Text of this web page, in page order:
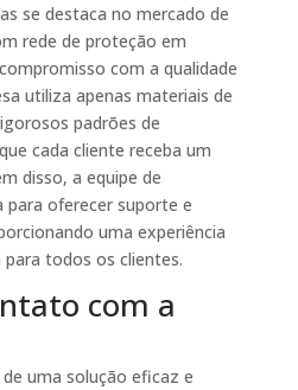
se destaca no mercado de
rede de proteção em
com a qualidade
utiliza apenas materiais de
padrões de
cada cliente receba um
disso, a equipe de
oferecer suporte e
uma experiência
todos os clientes.
com a
uma solução eficaz e